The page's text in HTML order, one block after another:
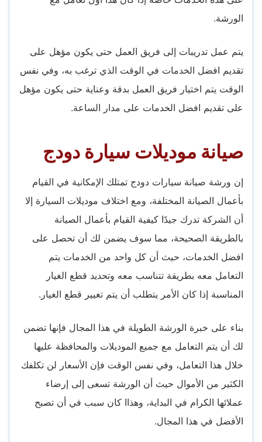
الورشة.
يتم عمل تدريبات إلى فريق العمل حتى يكون مؤهل على
تقديم افضل الخدمات في الوقت الذي ترغب به، وفي نفس
الوقت يتم اختيار فريق العمل بدقة وعناية حتى يكون مؤهل
على تقديم افضل الخدمات على مدار الساعة.
صيانة موديلات سيارة دودج
إن ورشة صيانة سيارات دودج تمتلك الإمكانية في القيام
بأعمال الصيانة المختلفة، ومع اختلاف موديلات السيارة إلا
أن الشركة تدرك جيدًا كيفية القيام بأعمال الصيانة
بالطريقة الصحيحة، مما سوف يضمن لك أن تحصل على
افضل الخدمات، حيث أن كل واحد من الخدمات يتم
التعامل معه بطريقة تتناسب معه وتحديد قطع الغيار
المناسبة إذا كان الأمر يتطلب أن يتم تغيير قطع الغيار.
بناء على خبرة الورشة الطويلة في هذا المجال فإنها تضمن
لك أن يتم التعامل مع جميع الموديلات والمحافظة عليها
خلال هذا التعامل، وفي نفس الوقت فإن الأسعار لن تكلفك
الكثير من الأموال حيث أن الورشة تسعى إلى إرضاء
عملائها الكرام في البداية، وهذاا كان سبب في أن تصبح
الأفضل في هذا المجال.